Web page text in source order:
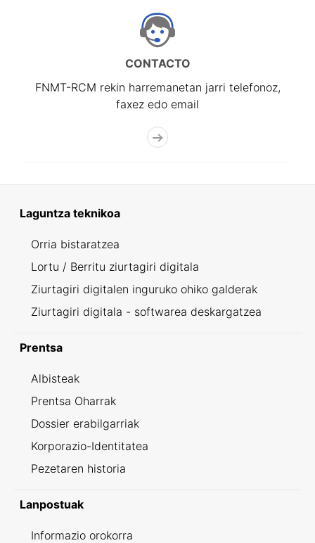
CONTACTO
FNMT-RCM rekin harremanetan jarri telefonoz,
faxez edo email
Laguntza teknikoa
Orria bistaratzea
Lortu / Berritu ziurtagiri digitala
Ziurtagiri digitalen inguruko ohiko galderak
Ziurtagiri digitala - softwarea deskargatzea
Prentsa
Albisteak
Prentsa Oharrak
Dossier erabilgarriak
Korporazio-Identitatea
Pezetaren historia
Lanpostuak
Informazio orokorra